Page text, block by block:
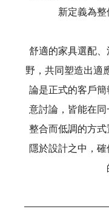
新定義為整
舒適的家具選配
野，共同塑造出
論是正式的客戶
意討論，皆能在
整合而低調的方
隱於設計之中，